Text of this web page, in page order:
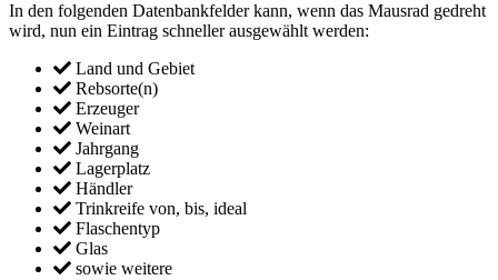
In den folgenden Datenbankfelder kann, wenn das Mausrad gedreht
wird, nun ein Eintrag schneller ausgewählt werden:
Land und Gebiet
Rebsorte(n)
Erzeuger
Weinart
Jahrgang
Lagerplatz
Händler
Trinkreife von, bis, ideal
Flaschentyp
Glas
sowie weitere